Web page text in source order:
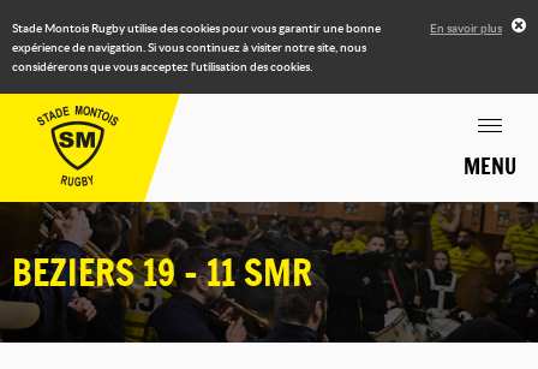
Stade Montois Rugby utilise des cookies pour vous garantir une bonne
expérience de navigation. Si vous continuez à visiter notre site, nous
considérerons que vous acceptez l'utilisation des cookies.
En savoir plus
MENU
BEZIERS 19 - 11 SMR